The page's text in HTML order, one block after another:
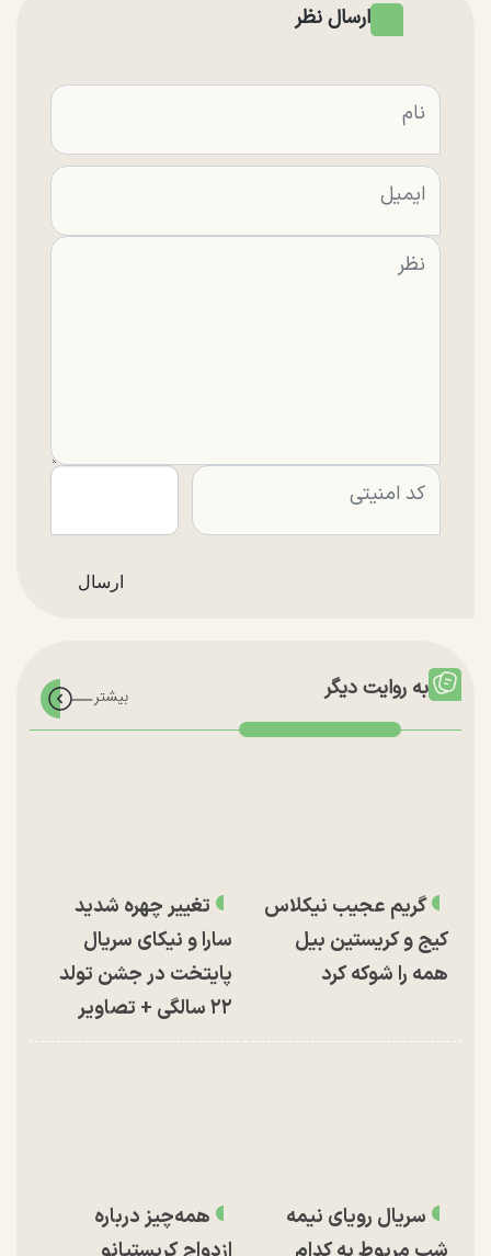
ارسال نظر
به روایت دیگر
گریم عجیب نیکلاس
کیج و کریستین بیل
همه را شوکه کرد
تغییر چهره شدید
سارا و نیکای سریال
پایتخت در جشن تولد
۲۲ سالگی + تصاویر
سریال رویای نیمه
همه‌چیز درباره